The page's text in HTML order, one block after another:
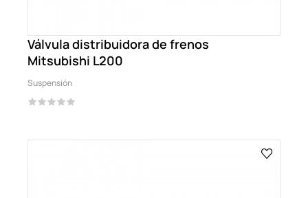
Válvula distribuidora de frenos
Mitsubishi L200
Suspensión